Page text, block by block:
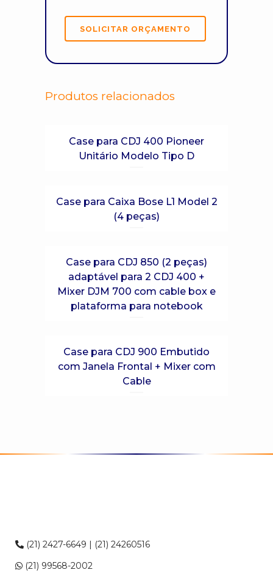
Produtos relacionados
Case para CDJ 400 Pioneer
Unitário Modelo Tipo D
Case para Caixa Bose L1 Model 2
(4 peças)
Case para CDJ 850 (2 peças)
adaptável para 2 CDJ 400 +
Mixer DJM 700 com cable box e
plataforma para notebook
Case para CDJ 900 Embutido
com Janela Frontal + Mixer com
Cable
(21) 2427-6649 | (21) 24260516
(21) 99568-2002